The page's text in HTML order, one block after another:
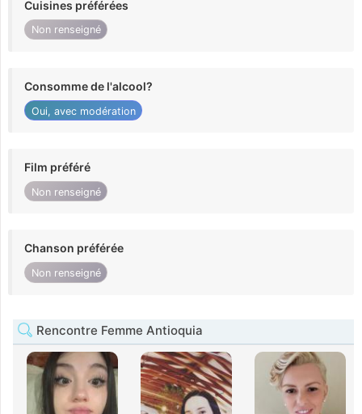
Cuisines préférées
Non renseigné
Consomme de l'alcool?
Oui, avec modération
Film préféré
Non renseigné
Chanson préférée
Non renseigné
Rencontre Femme Antioquia